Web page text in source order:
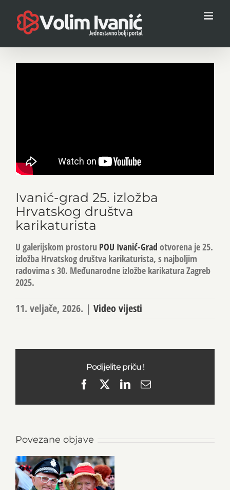
content
Ivanić-grad 25. izložba
Hrvatskog društva
karikaturista
U galerijskom prostoru POU Ivanić-Grad otvorena je 25.
izložba Hrvatskog društva karikaturista, s najboljim
radovima s 30. Međunarodne izložbe karikatura Zagreb
2025.
11. veljače, 2026. | Video vijesti
Podijelite priču !
FacebookLinkedIn
Email
Povezane objave